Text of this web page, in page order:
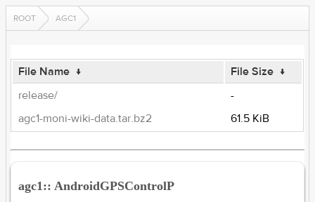
ROOT AGC1
File Name ↓ File Size ↓
release/
-
agc1-moni-wiki-data.tar.bz2
61.5 KiB
agc1:: AndroidGPSControlP